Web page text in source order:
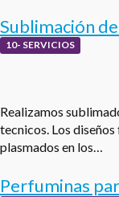
Sublimación
10- SERVICIOS
Realizamos
tecnicos. Los
plasmados en los…
Perfuminas